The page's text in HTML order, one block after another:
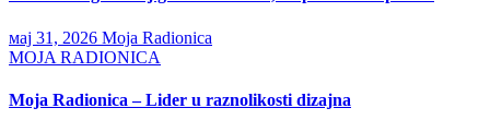
мај 31, 2026 Moja Radionica
MOJA RADIONICA
Moja Radionica – Lider u raznolikosti dizajna